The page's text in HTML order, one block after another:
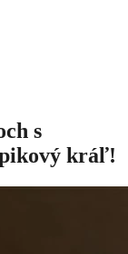
s
kráľ!